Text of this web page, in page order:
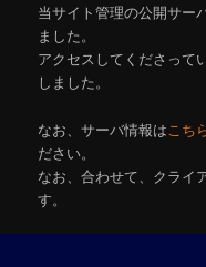
当サイト管理の公開サー
ました。
アクセスしてくださって
しました。
なお、サーバ情報は こち
ださい。
なお、合わせて、クライ
す。